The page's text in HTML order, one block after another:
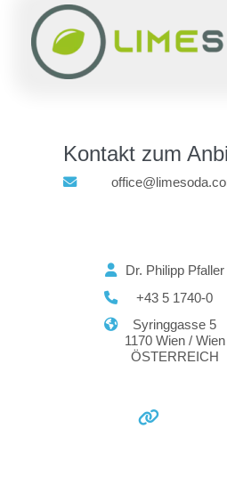
Kontakt zum
Dr. Philipp Pfaller
+43 5 1740-0
Syringgasse 5
1170 Wien / Wien
ÖSTERREICH